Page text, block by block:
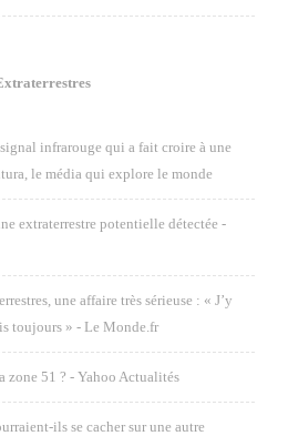
infrarouge qui a fait croire à une
le média qui explore le monde
extraterrestre potentielle détectée -
une affaire très sérieuse : « J’y
toujours » - Le Monde.fr
zone 51 ? - Yahoo Actualités
ils se cacher sur une autre